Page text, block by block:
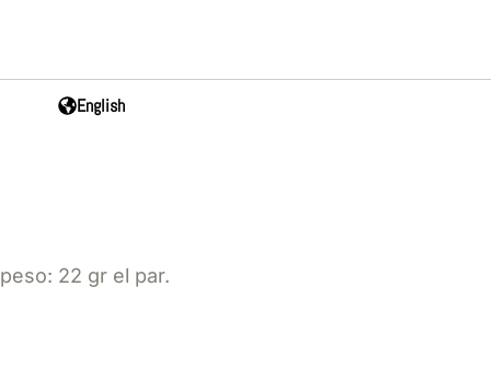
English
22 gr el par.